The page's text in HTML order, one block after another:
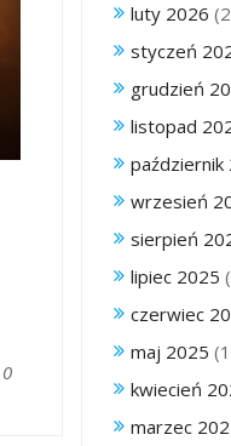
0
luty 2026
styczeń
grudzień
listopad
październik
wrzesień
sierpień
lipiec 2025
czerwiec
maj 2025
kwiecień
marzec